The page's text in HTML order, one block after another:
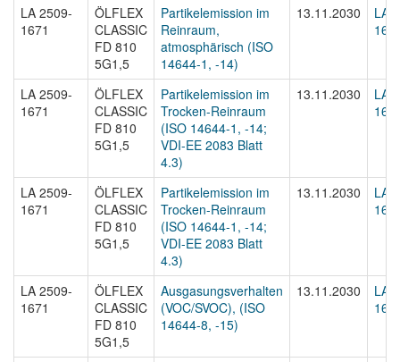
LA 2509-
1671
ÖLFLEX
CLASSIC
FD 810
5G1,5
Partikelemission im
Reinraum,
atmosphärisch (ISO
14644-1, -14)
13.11.2030
LA
LA 2509-
1671
ÖLFLEX
CLASSIC
FD 810
5G1,5
Partikelemission im
Trocken-Reinraum
(ISO 14644-1, -14;
VDI-EE 2083 Blatt
4.3)
13.11.2030
LA
LA 2509-
1671
ÖLFLEX
CLASSIC
FD 810
5G1,5
Partikelemission im
Trocken-Reinraum
(ISO 14644-1, -14;
VDI-EE 2083 Blatt
4.3)
13.11.2030
LA
LA 2509-
1671
ÖLFLEX
CLASSIC
FD 810
5G1,5
Ausgasungsverhalten
(VOC/SVOC), (ISO
14644-8, -15)
13.11.2030
LA